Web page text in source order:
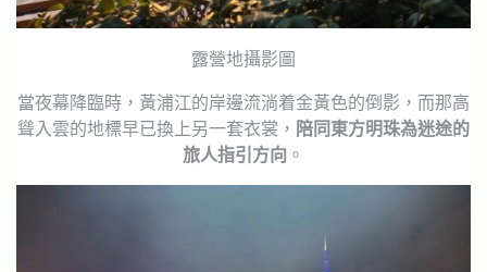
露營地攝影圖
當夜幕降臨時，黃浦江的岸邊流淌着金黃色的倒影，而那高
聳入雲的地標早已換上另一套衣裳， 陪同東方明珠為迷途的
旅人指引方向 。